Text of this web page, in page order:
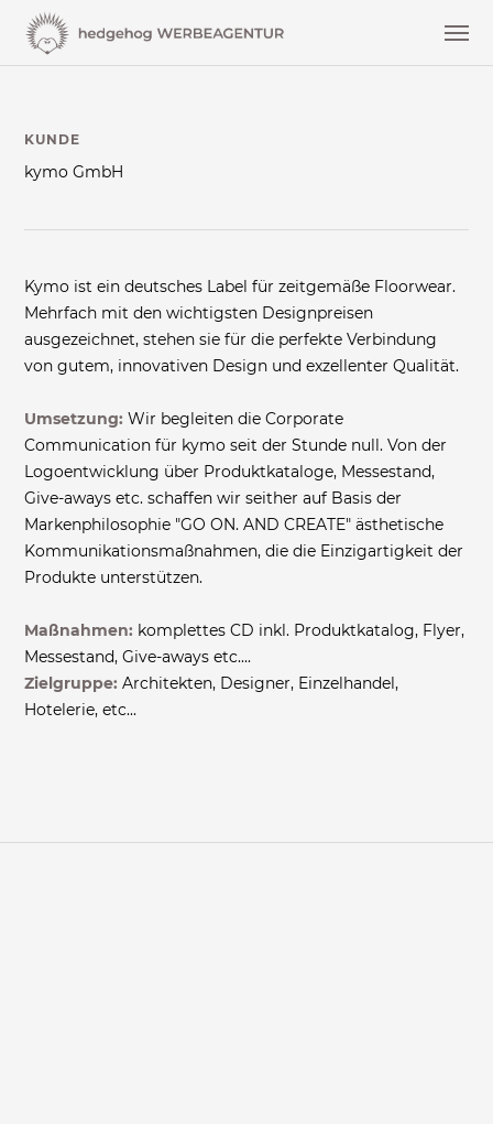
KUNDE
kymo GmbH
Kymo ist ein deutsches Label für zeitgemäße Floorwear.
Mehrfach mit den wichtigsten Designpreisen
ausgezeichnet, stehen sie für die perfekte Verbindung
von gutem, innovativen Design und exzellenter Qualität.
Umsetzung:Wir begleiten die Corporate
Communication für kymo seit der Stunde null. Von der
Logoentwicklung über Produktkataloge, Messestand,
Give-aways etc. schaffen wir seither auf Basis der
Markenphilosophie "GO ON. AND CREATE" ästhetische
Kommunikationsmaßnahmen, die die Einzigartigkeit der
Produkte unterstützen.
Maßnahmen: komplettes CD inkl. Produktkatalog, Flyer,
Messestand, Give-aways etc....
Zielgruppe: Architekten, Designer, Einzelhandel,
Hotelerie, etc...